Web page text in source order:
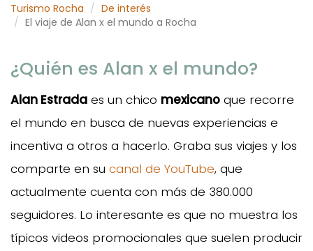
Turismo Rocha
De interés
El viaje de Alan x el mundo a Rocha
¿Quién es Alan x el mundo?
Alan Estrada es un chico mexicano que recorre
el mundo en busca de nuevas experiencias e
incentiva a otros a hacerlo. Graba sus viajes y los
comparte en su canal de YouTube, que
actualmente cuenta con más de 380.000
seguidores. Lo interesante es que no muestra los
típicos videos promocionales que suelen producir